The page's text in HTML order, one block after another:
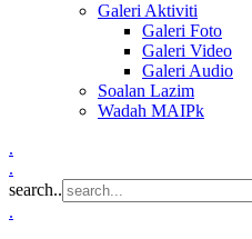
Galeri Aktiviti
Galeri Foto
Galeri Video
Galeri Audio
Soalan Lazim
Wadah MAIPk
.
.
search..
.